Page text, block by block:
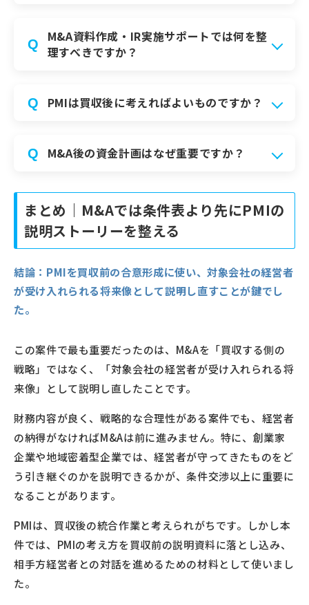
Q
M&A資料作成・IR実施サポートでは何を整
理すべきですか？
Q PMIは買収後に考えればよいものですか？
Q M&A後の資金計画はなぜ重要ですか？
まとめ｜M&Aでは条件表より先にPMIの
説明ストーリーを整える
結論： PMIを買収前の合意形成に使い、対象会社の経営者
が受け入れられる将来像として説明し直すことが鍵でし
た。
この案件で最も重要だったのは、M&Aを「買収する側の
戦略」ではなく、「対象会社の経営者が受け入れられる将
来像」として説明し直したことです。
財務内容が良く、戦略的な合理性がある案件でも、経営者
の納得がなければM&Aは前に進みません。特に、創業家
企業や地域密着型企業では、経営者が守ってきたものをど
う引き継ぐのかを説明できるかが、条件交渉以上に重要に
なることがあります。
PMIは、買収後の統合作業と考えられがちです。しかし本
件では、PMIの考え方を買収前の説明資料に落とし込み、
相手方経営者との対話を進めるための材料として使いまし
た。